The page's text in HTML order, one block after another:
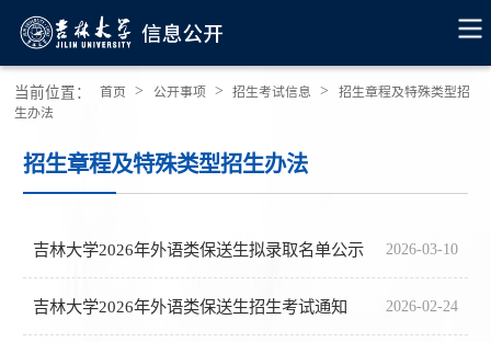
当前位置： 首页 > 公开事项 > 招生考试信息 >
招生章程及特殊类型招
生办法
招生章程及特殊类型招生办法
吉林大学2026年外语类保送生拟录取名单公示 2026-03-10
吉林大学2026年外语类保送生招生考试通知 2026-02-24